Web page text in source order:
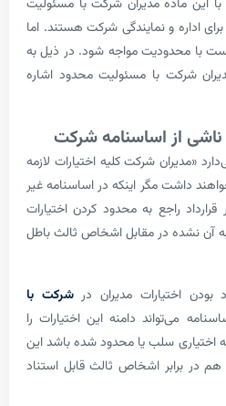
شرکت با مسئولیت
شرکت هستند. اما
مواجه شود. در ذیل به
مسئولیت محدود اشاره
شرکت کلیه اختیارات لازمه
اینکه در اساسنامه غیر
محدود کردن اختیارات
مقابل اشخاص ثالث باطل
مدیران درشرکت با
دامنه این اختیارات را
یا محدود شده باشد این
ثالث قابل استناد